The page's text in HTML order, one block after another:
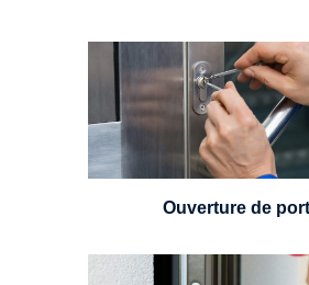
Vous avez perdu vos
porte s'est refermée
? Un serrurier est
24h/7.
Ouverture de
Un serrurier sera en